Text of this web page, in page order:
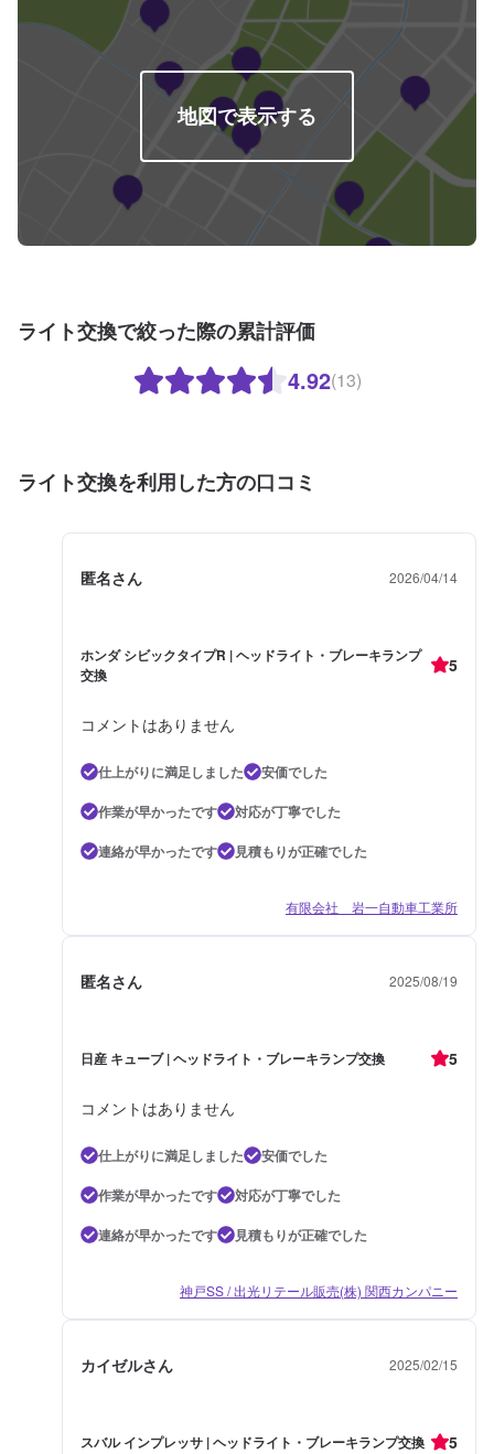
地図で表示する
ライト交換で絞った際の累計評価
4.92(13)
ライト交換を利用した方の口コミ
匿名さん 2026/04/14
ホンダ シビックタイプR | ヘッドライト・ブレーキランプ
交換
5
コメントはありません
仕上がりに満足しました
安価でした
作業が早かったです
対応が丁寧でした
連絡が早かったです
見積もりが正確でした
有限会社 岩一自動車工業所
匿名さん 2025/08/19
日産 キューブ | ヘッドライト・ブレーキランプ交換 5
コメントはありません
仕上がりに満足しました
安価でした
作業が早かったです
対応が丁寧でした
連絡が早かったです
見積もりが正確でした
神戸SS / 出光リテール販売(株) 関西カンパニー
カイゼルさん 2025/02/15
スバル インプレッサ | ヘッドライト・ブレーキランプ交換 5